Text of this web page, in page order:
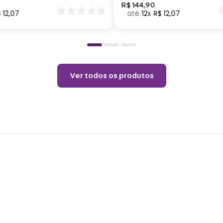
12,07
R$ 144,90
12 R$ 12,07
Ver todos os produtos